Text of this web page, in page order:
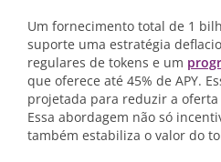
Um fornecimento total de 1
suporte uma estratégia
regulares de tokens e um
que oferece até 45% de APY.
projetada para reduzir a
Essa abordagem não só
também estabiliza o valor do